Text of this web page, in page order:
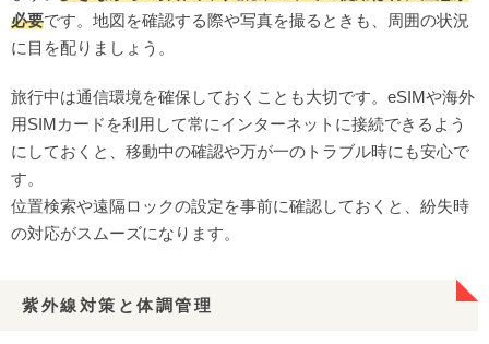
必要です。地図を確認する際や写真を撮るときも、周囲の状況
に目を配りましょう。
旅行中は通信環境を確保しておくことも大切です。eSIMや海外
用SIMカードを利用して常にインターネットに接続できるよう
にしておくと、移動中の確認や万が一のトラブル時にも安心で
す。
位置検索や遠隔ロックの設定を事前に確認しておくと、紛失時
の対応がスムーズになります。
紫外線対策と体調管理